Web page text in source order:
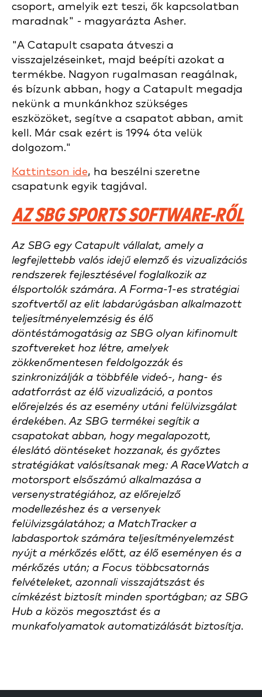
csoport, amelyik ezt teszi, ők kapcsolatban
maradnak" - magyarázta Asher.
"A Catapult csapata átveszi a
visszajelzéseinket, majd beépíti azokat a
termékbe. Nagyon rugalmasan reagálnak,
és bízunk abban, hogy a Catapult megadja
nekünk a munkánkhoz szükséges
eszközöket, segítve a csapatot abban, amit
kell. Már csak ezért is 1994 óta velük
dolgozom."
Kattintson ide, ha beszélni szeretne
csapatunk egyik tagjával.
AZ SBG SPORTS SOFTWARE-RŐL
Az SBG egy Catapult vállalat, amely a
legfejlettebb valós idejű elemző és vizualizációs
rendszerek fejlesztésével foglalkozik az
élsportolók számára. A Forma-1-es stratégiai
szoftvertől az elit labdarúgásban alkalmazott
teljesítményelemzésig és élő
döntéstámogatásig az SBG olyan kifinomult
szoftvereket hoz létre, amelyek
zökkenőmentesen feldolgozzák és
szinkronizálják a többféle videó-, hang- és
adatforrást az élő vizualizáció, a pontos
előrejelzés és az esemény utáni felülvizsgálat
érdekében. Az SBG termékei segítik a
csapatokat abban, hogy megalapozott,
éleslátó döntéseket hozzanak, és győztes
stratégiákat valósítsanak meg: A RaceWatch a
motorsport elsőszámú alkalmazása a
versenystratégiához, az előrejelző
modellezéshez és a versenyek
felülvizsgálatához; a MatchTracker a
labdasportok számára teljesítményelemzést
nyújt a mérkőzés előtt, az élő eseményen és a
mérkőzés után; a Focus többcsatornás
felvételeket, azonnali visszajátszást és
címkézést biztosít minden sportágban; az SBG
Hub a közös megosztást és a
munkafolyamatok automatizálását biztosítja.